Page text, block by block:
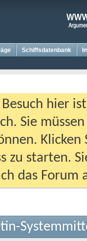
Schiffsdatenbank
hier
Sie
zu starten.
das